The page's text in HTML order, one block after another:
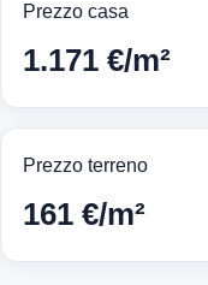
Prezzo casa
1.171 €/m²
Prezzo terreno
161 €/m²